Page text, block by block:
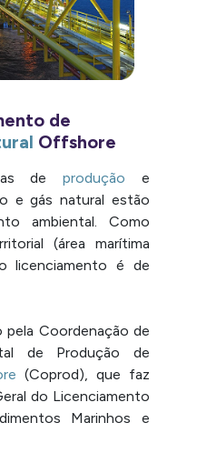
de
Offshore
deprodução e
e gás natural estão
ambiental. Como
(área marítima
licenciamento é de
Coordenação de
de Produção de
(Coprod), que faz
do Licenciamento
Marinhos e